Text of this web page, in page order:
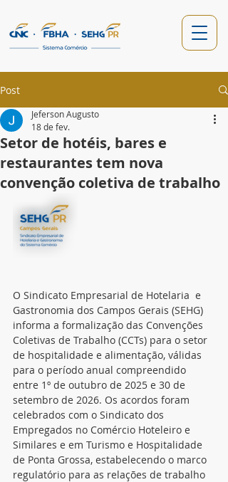
Post
Setor de hotéis, bares e
restaurantes tem nova
convenção coletiva de trabalho
Jeferson Augusto
18 de fev.
O Sindicato Empresarial de Hotelaria  e
Gastronomia dos Campos Gerais (SEHG)
informa a formalização das Convenções
Coletivas de Trabalho (CCTs) para o setor
de hospitalidade e alimentação, válidas
para o período anual compreendido
entre 1º de outubro de 2025 e 30 de
setembro de 2026. Os acordos foram
celebrados com o Sindicato dos
Empregados no Comércio Hoteleiro e
Similares e em Turismo e Hospitalidade
de Ponta Grossa, estabelecendo o marco
regulatório para as relações de trabalho